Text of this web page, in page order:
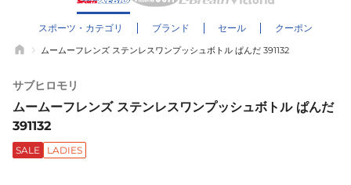
スポーツ・カテゴリ ブランド セール クーポン
ムームーフレンズ ステンレスワンプッシュボトル ぱんだ 391132
サブヒロモリ
ムームーフレンズ ステンレスワンプッシュボトル ぱんだ
391132
SALE LADIES